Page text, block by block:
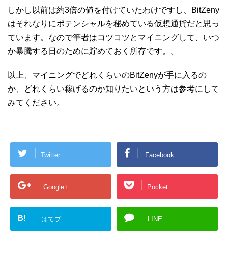
しかし以前は約3倍の値を付けていたわけですし、BitZeny
はそれなりにポテンシャルを秘めている仮想通貨だと思っ
ています。なので筆者はコツコツとマイニングして、いつ
か暴騰する日のために貯めておく所存です。。
以上、マイニングでどれくらいのBitZenyが手に入るの
か、どれくらい稼げるのか知りたいという方は参考にして
みてください。
Twitter Facebook
Google+ Pocket
B! はてブ LINE